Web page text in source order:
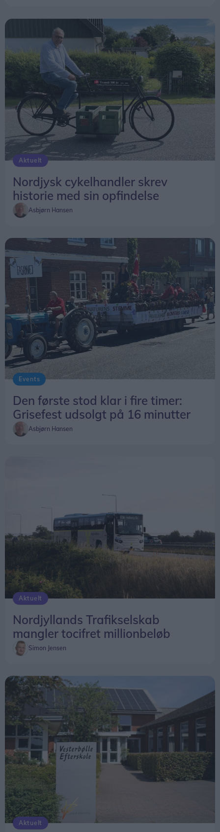
Aktuelt
Nordjysk cykelhandler skrev
historie med sin opfindelse
Asbjørn Hansen
Events
Den første stod klar i fire timer:
Grisefest udsolgt på 16 minutter
Asbjørn Hansen
Aktuelt
Nordjyllands Trafikselskab
mangler tocifret millionbeløb
Simon Jensen
Aktuelt